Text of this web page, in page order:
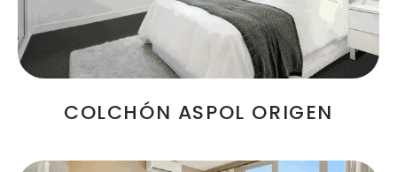
COLCHÓN ASPOL ORIGEN